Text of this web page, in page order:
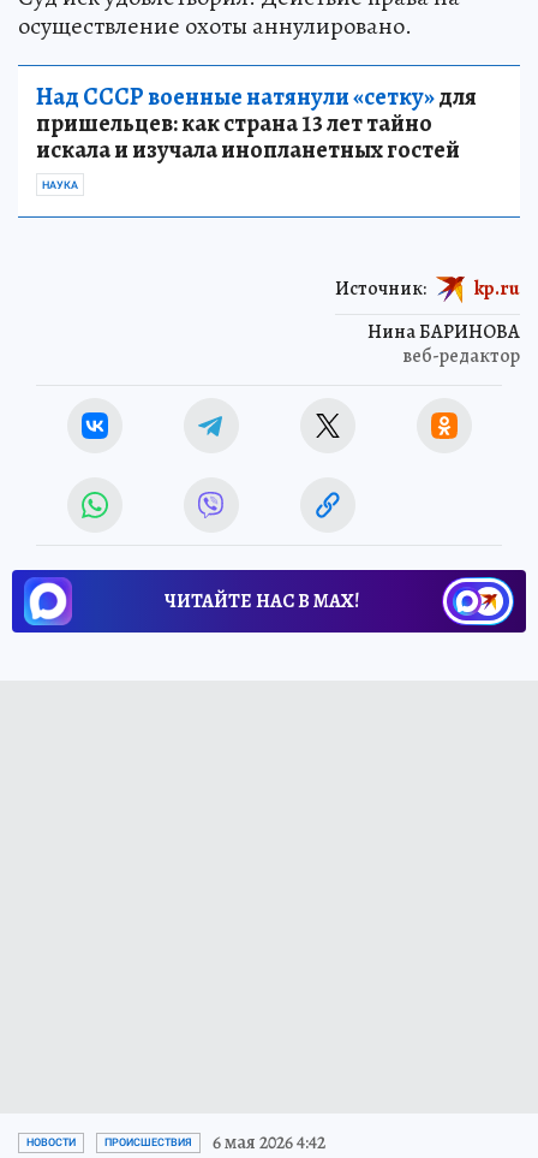
осуществление охоты аннулировано.
Над СССР военные натянули «сетку»для
пришельцев: как страна 13 лет тайно
искала и изучала инопланетных гостей
НАУКА
Нина БАРИНОВА
веб-редактор
Источник: kp.ru
ЧИТАЙТЕ НАС В МАХ!
НОВОСТИ ПРОИСШЕСТВИЯ 6 мая 2026 4:42